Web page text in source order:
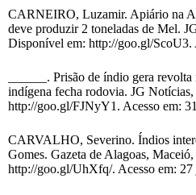
CARNEIRO, Luzamir. Apiário na
deve produzir 2 toneladas de Mel.
Disponível em: http://goo.gl/ScoU3.
______. Prisão de índio gera
indígena fecha rodovia. JG
http://goo.gl/FJNyY1. Acesso em:
CARVALHO, Severino. Índios
Gomes. Gazeta de Alagoas,
http://goo.gl/UhXfq/. Acesso em: 27